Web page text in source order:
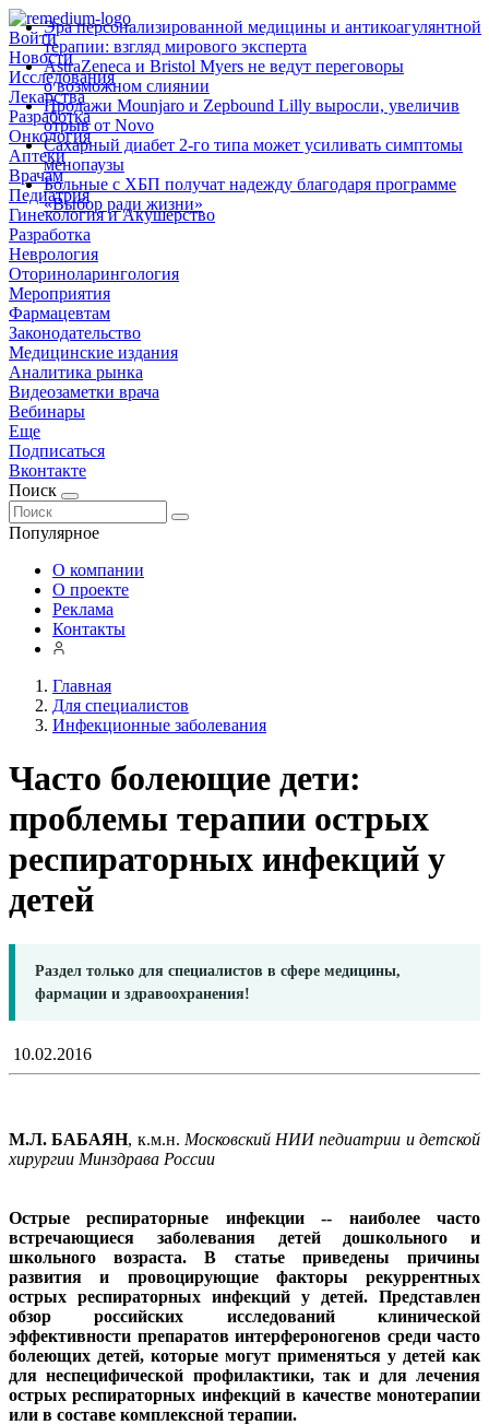
Войти
Новости
Исследования
Лекарства
Разработка
Онкология
Аптеки
Врачам
Педиатрия
Гинекология и Акушерство
Разработка
Неврология
Оториноларингология
Мероприятия
Фармацевтам
Законодательство
Медицинские издания
Аналитика рынка
Видеозаметки врача
Вебинары
Еще
Подписаться
Вконтакте
Поиск
Популярное
Эра персонализированной медицины и антикоагулянтной
терапии: взгляд мирового эксперта
AstraZeneca и Bristol Myers не ведут переговоры
о возможном слиянии
Продажи Mounjaro и Zepbound Lilly выросли, увеличив
отрыв от Novo
Сахарный диабет 2‑го типа может усиливать симптомы
менопаузы
Больные с ХБП получат надежду благодаря программе
«Выбор ради жизни»
О компании
О проекте
Реклама
Контакты
Главная
Для специалистов
Инфекционные заболевания
Часто болеющие дети:
проблемы терапии острых
респираторных инфекций у
детей
Раздел только для специалистов в сфере медицины,
фармации и здравоохранения!
10.02.2016
М.Л. БАБАЯН, к.м.н. Московский НИИ педиатрии и детской
хирургии Минздрава России
Острые респираторные инфекции -- наиболее часто
встречающиеся заболевания детей дошкольного и
школьного возраста. В статье приведены причины
развития и провоцирующие факторы рекуррентных
острых респираторных инфекций у детей. Представлен
обзор российских исследований клинической
эффективности препаратов интерфероногенов среди часто
болеющих детей, которые могут применяться у детей как
для неспецифической профилактики, так и для лечения
острых респираторных инфекций в качестве монотерапии
или в составе комплексной терапии.